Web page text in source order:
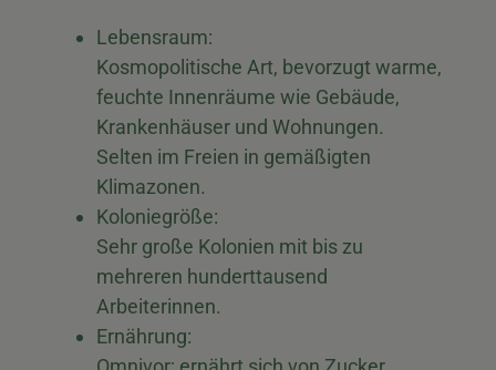
Lebensraum:
Kosmopolitische Art, bevorzugt warme,
feuchte Innenräume wie Gebäude,
Krankenhäuser und Wohnungen.
Selten im Freien in gemäßigten
Klimazonen.
Koloniegröße:
Sehr große Kolonien mit bis zu
mehreren hunderttausend
Arbeiterinnen.
Ernährung: